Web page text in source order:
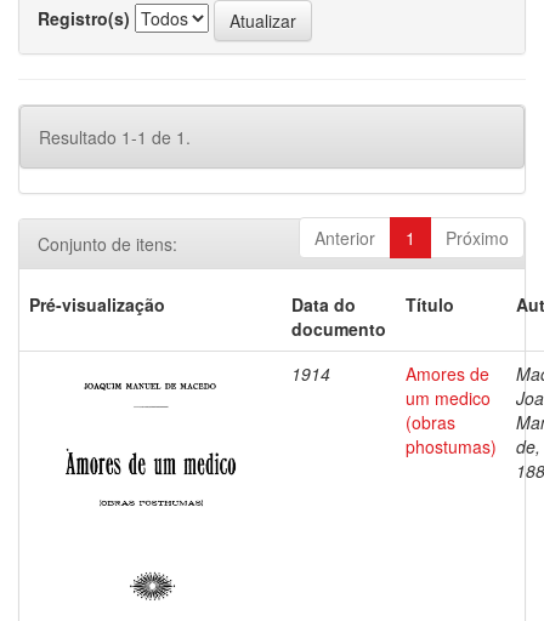
Registro(s)
Resultado 1-1 de 1.
Anterior 1 Próximo
Conjunto de itens:
Pré-visualização
Data do
documento
Título
1914
Amores de
um medico
(obras
phostumas)